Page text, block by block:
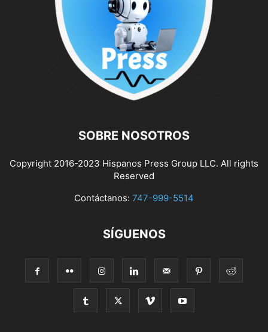
SOBRE NOSOTROS
Copyright 2016-2023 Hispanos Press Group LLC. All rights
Reserved
Contáctanos: 747-999-5514
SÍGUENOS